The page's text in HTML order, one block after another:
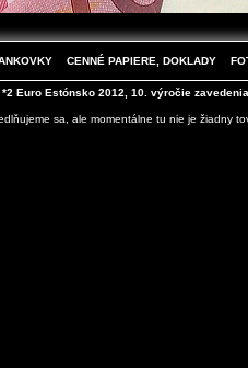
CENNÉ PAPIERE, DOKLADY
Euro Estónsko 2012, 10. výročie
sa, ale momentálne tu nie je žiadny